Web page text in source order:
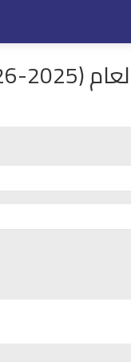
2026)